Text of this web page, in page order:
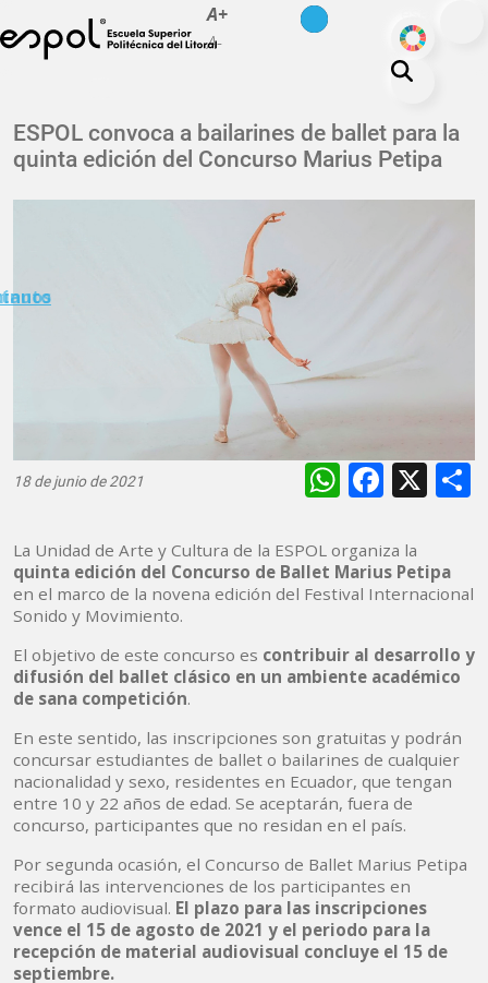
Pasar al contenido principal
A+
A-
ODS
La ESPOL
Educación
Vida politécnica
Transparencia
ESPOL convoca a bailarines de ballet para la
quinta edición del Concurso Marius Petipa
18 de junio de 2021 X
La Unidad de Arte y Cultura de la ESPOL organiza la
quinta edición del Concurso de Ballet Marius Petipa
en el marco de la novena edición del Festival Internacional
Sonido y Movimiento.
El objetivo de este concurso es contribuir al desarrollo y
difusión del ballet clásico en un ambiente académico
de sana competición.
En este sentido, las inscripciones son gratuitas y podrán
concursar estudiantes de ballet o bailarines de cualquier
nacionalidad y sexo, residentes en Ecuador, que tengan
entre 10 y 22 años de edad. Se aceptarán, fuera de
concurso, participantes que no residan en el país.
Por segunda ocasión, el Concurso de Ballet Marius Petipa
recibirá las intervenciones de los participantes en
formato audiovisual. El plazo para las inscripciones
vence el 15 de agosto de 2021 y el periodo para la
recepción de material audiovisual concluye el 15 de
septiembre.